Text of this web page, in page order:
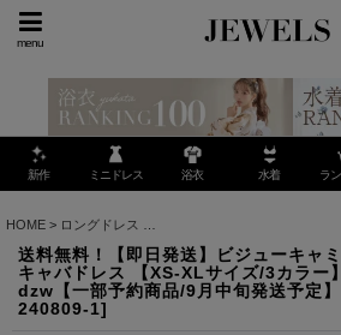
menu
新作 ミニドレス 浴衣 水着 ラ
HOME > ロングドレス
送料無料！【即日発送】ビジューキャ
キャバドレス 【XS-XLサイズ/3カラー
dzw【一部予約商品/9月中旬発送予定】
240809-1]